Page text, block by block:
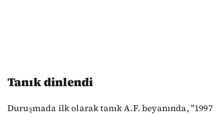
Tanık dinlendi
Duruşmada ilk olarak tanık A.F. beyanında, "1997